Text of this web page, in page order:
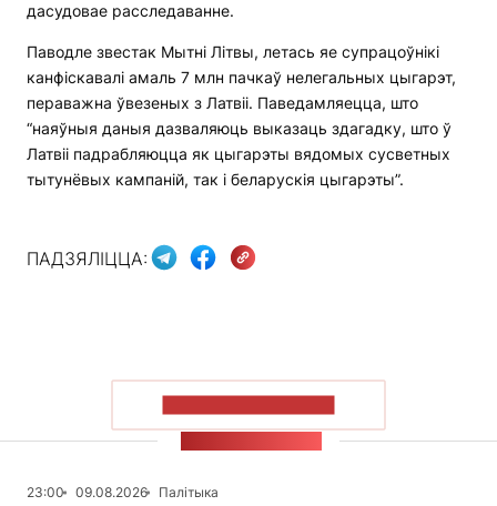
дасудовае расследаванне.
Паводле звестак Мытні Літвы, летась яе супрацоўнікі
канфіскавалі амаль 7 млн пачкаў нелегальных цыгарэт,
пераважна ўвезеных з Латвіі. Паведамляецца, што
“наяўныя даныя дазваляюць выказаць здагадку, што ў
Латвіі падрабляюцца як цыгарэты вядомых сусветных
тытунёвых кампаній, так і беларускія цыгарэты”.
ПАДЗЯЛІЦЦА:
23:00 09.08.2026
Палітыка